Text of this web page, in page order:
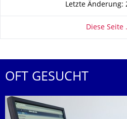
Letzte Änderung:
Diese Seite
OFT GESUCHT